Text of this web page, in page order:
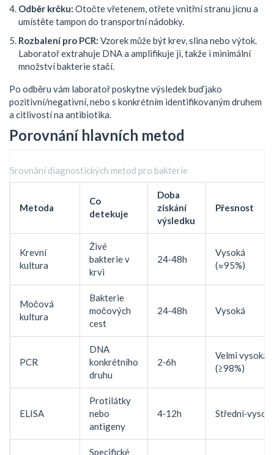
Odběr krčku: Otočte vřetenem, otřete vnitřní stranu jícnu a
umístěte tampon do transportní nádobky.
Rozbalení pro PCR: Vzorek může být krev, slina nebo výtok.
Laboratoř extrahuje DNA a amplifikuje ji, takže i minimální
množství bakterie stačí.
Po odběru vám laboratoř poskytne výsledek buď jako
pozitivní/negativní, nebo s konkrétním identifikovaným druhem
a citlivostí na antibiotika.
Porovnání hlavních metod
Srovnání diagnostických metod pro bakterie
Metoda
Co
detekuje
Doba
získání
výsledku
Přesnost
Krevní
kultura
Živé
bakterie v
krvi
24‑48h
Vysoká
(≈95%)
Močová
kultura
Bakterie
močových
cest
24‑48h Vysoká
PCR
DNA
konkrétního
druhu
2‑6h
Velmi vysoká
(≥98%)
ELISA
Protilátky
nebo
antigeny
4‑12h
Specifické